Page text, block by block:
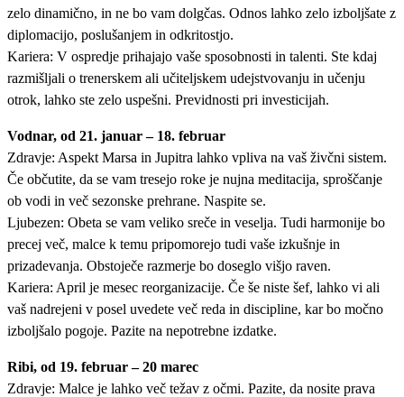
zelo dinamično, in ne bo vam dolgčas. Odnos lahko zelo izboljšate z
diplomacijo, poslušanjem in odkritostjo.
Kariera: V ospredje prihajajo vaše sposobnosti in talenti. Ste kdaj
razmišljali o trenerskem ali učiteljskem udejstvovanju in učenju
otrok, lahko ste zelo uspešni. Previdnosti pri investicijah.
Vodnar, od 21. januar – 18. februar
Zdravje: Aspekt Marsa in Jupitra lahko vpliva na vaš živčni sistem.
Če občutite, da se vam tresejo roke je nujna meditacija, sproščanje
ob vodi in več sezonske prehrane. Naspite se.
Ljubezen: Obeta se vam veliko sreče in veselja. Tudi harmonije bo
precej več, malce k temu pripomorejo tudi vaše izkušnje in
prizadevanja. Obstoječe razmerje bo doseglo višjo raven.
Kariera: April je mesec reorganizacije. Če še niste šef, lahko vi ali
vaš nadrejeni v posel uvedete več reda in discipline, kar bo močno
izboljšalo pogoje. Pazite na nepotrebne izdatke.
Ribi, od 19. februar – 20 marec
Zdravje: Malce je lahko več težav z očmi. Pazite, da nosite prava